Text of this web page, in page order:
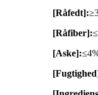
[Råfedt]:
[Råfiber]:
[Aske]: